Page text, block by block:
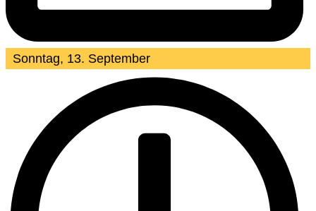
Sonntag, 13. September